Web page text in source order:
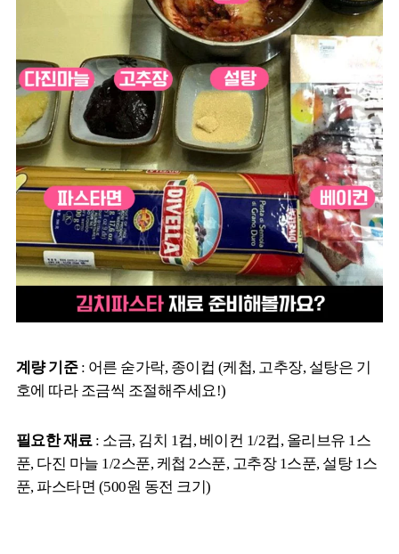
계량 기준 : 어른 숟가락, 종이컵 (케첩, 고추장, 설탕은 기
호에 따라 조금씩 조절해주세요!)
필요한 재료 : 소금, 김치 1컵, 베이컨 1/2컵, 올리브유 1스
푼, 다진 마늘 1/2스푼, 케첩 2스푼, 고추장 1스푼, 설탕 1스
푼, 파스타면 (500원 동전 크기)